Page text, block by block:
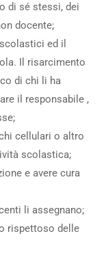
di sé stessi, dei
docente;
ed il
Il risarcimento
di chi li ha
il responsabile ,
cellulari o altro
scolastica;
e avere cura
li assegnano;
rispettoso delle